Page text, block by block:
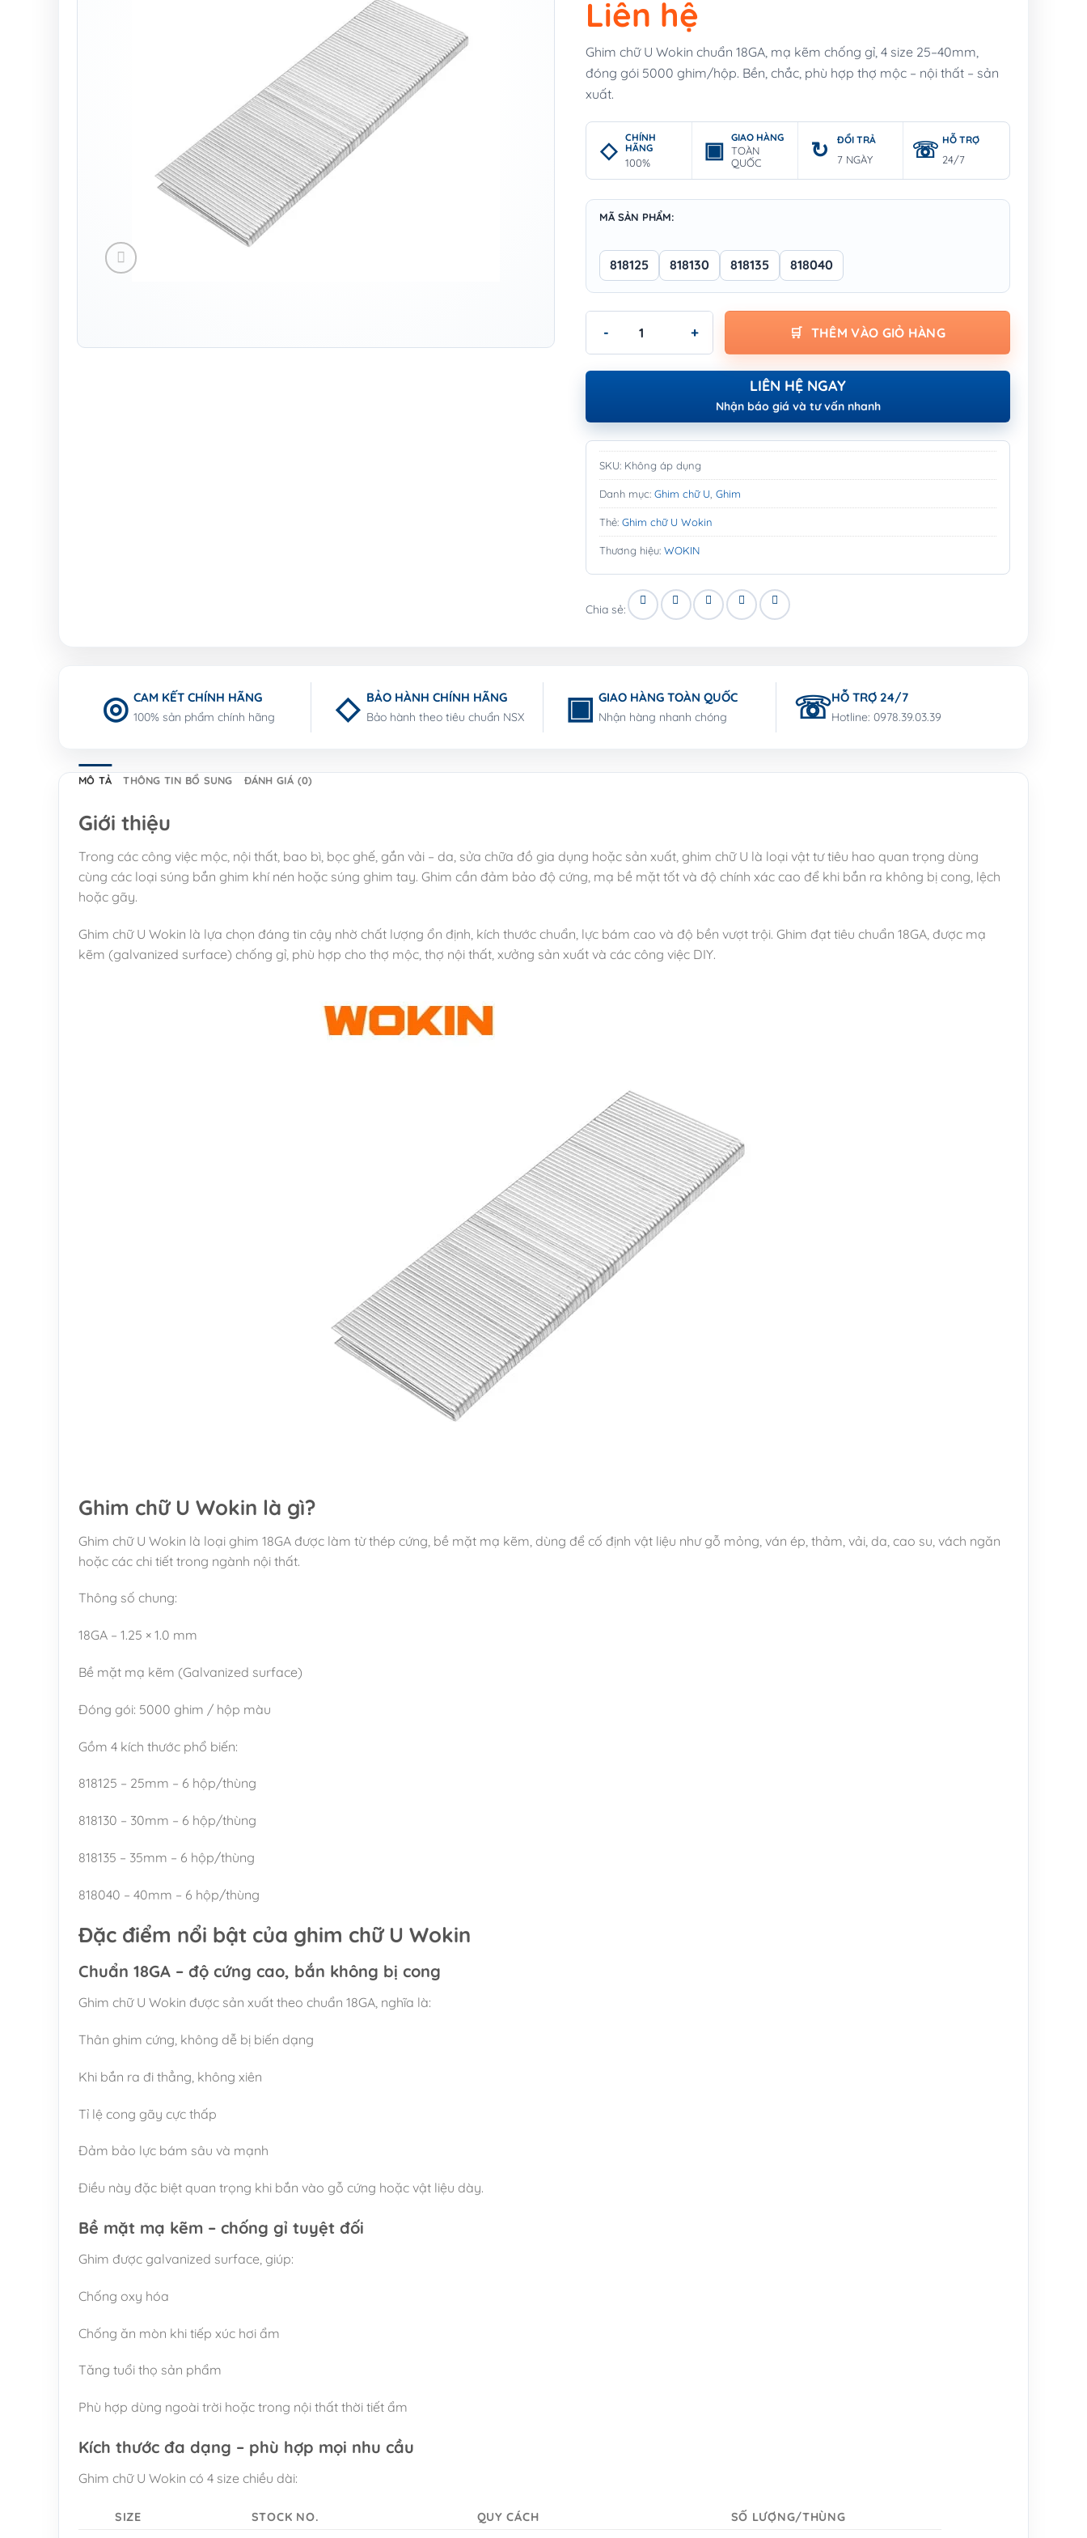
Liên hệ
Ghim chữ U Wokin chuẩn 18GA, mạ kẽm chống gỉ, 4 size 25–40mm,
đóng gói 5000 ghim/hộp. Bền, chắc, phù hợp thợ mộc – nội thất – sản
xuất.
CHÍNH
HÃNG
100%
GIAO HÀNG
TOÀN
QUỐC
ĐỔI TRẢ
7 NGÀY
HỖ TRỢ
24/7
MÃ SẢN PHẨM:
818125 818130 818135 818040
Ghim chữ U Wokin - CROWN STAPLE số lượng
THÊM VÀO GIỎ HÀNG
LIÊN HỆ NGAY
Nhận báo giá và tư vấn nhanh
SKU: Không áp dụng
Danh mục:Ghim chữ U ,Ghim
Thẻ:Ghim chữ U Wokin
Thương hiệu:WOKIN
Chia sẻ:
CAM KẾT CHÍNH HÃNG
100% sản phẩm chính hãng
BẢO HÀNH CHÍNH HÃNG
Bảo hành theo tiêu chuẩn NSX
GIAO HÀNG TOÀN QUỐC
Nhận hàng nhanh chóng
HỖ TRỢ 24/7
Hotline: 0978.39.03.39
MÔ TẢ THÔNG TIN BỔ SUNG ĐÁNH GIÁ (0)
Giới thiệu
Trong các công việc mộc, nội thất, bao bì, bọc ghế, gắn vải – da, sửa chữa đồ gia dụng hoặc sản xuất, ghim chữ U là loại vật tư tiêu hao quan trọng dùng
cùng các loại súng bắn ghim khí nén hoặc súng ghim tay. Ghim cần đảm bảo độ cứng, mạ bề mặt tốt và độ chính xác cao để khi bắn ra không bị cong, lệch
hoặc gãy.
Ghim chữ U Wokin là lựa chọn đáng tin cậy nhờ chất lượng ổn định, kích thước chuẩn, lực bám cao và độ bền vượt trội. Ghim đạt tiêu chuẩn 18GA, được mạ
kẽm (galvanized surface) chống gỉ, phù hợp cho thợ mộc, thợ nội thất, xưởng sản xuất và các công việc DIY.
Ghim chữ U Wokin là gì?
Ghim chữ U Wokin là loại ghim 18GA được làm từ thép cứng, bề mặt mạ kẽm, dùng để cố định vật liệu như gỗ mỏng, ván ép, thảm, vải, da, cao su, vách ngăn
hoặc các chi tiết trong ngành nội thất.
Thông số chung:
18GA – 1.25 × 1.0 mm
Bề mặt mạ kẽm (Galvanized surface)
Đóng gói: 5000 ghim / hộp màu
Gồm 4 kích thước phổ biến:
818125 – 25mm – 6 hộp/thùng
818130 – 30mm – 6 hộp/thùng
818135 – 35mm – 6 hộp/thùng
818040 – 40mm – 6 hộp/thùng
Đặc điểm nổi bật của ghim chữ U Wokin
Chuẩn 18GA – độ cứng cao, bắn không bị cong
Ghim chữ U Wokin được sản xuất theo chuẩn 18GA, nghĩa là:
Thân ghim cứng, không dễ bị biến dạng
Khi bắn ra đi thẳng, không xiên
Tỉ lệ cong gãy cực thấp
Đảm bảo lực bám sâu và mạnh
Điều này đặc biệt quan trọng khi bắn vào gỗ cứng hoặc vật liệu dày.
Bề mặt mạ kẽm – chống gỉ tuyệt đối
Ghim được galvanized surface, giúp:
Chống oxy hóa
Chống ăn mòn khi tiếp xúc hơi ẩm
Tăng tuổi thọ sản phẩm
Phù hợp dùng ngoài trời hoặc trong nội thất thời tiết ẩm
Kích thước đa dạng – phù hợp mọi nhu cầu
Ghim chữ U Wokin có 4 size chiều dài:
SIZE STOCK NO. QUY CÁCH SỐ LƯỢNG/THÙNG